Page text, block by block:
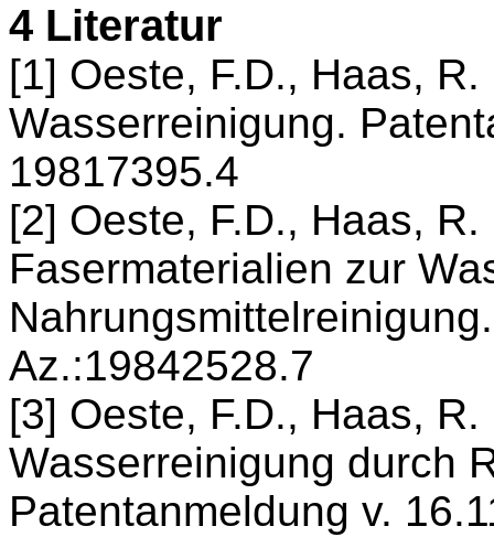
4 Literatur
[1] Oeste, F.D., Haas,
Wasserreinigung.
19817395.4
[2] Oeste, F.D., Haas,
Fasermaterialien zur
Az.:19842528.7
[3] Oeste, F.D., Haas,
Wasserreinigung durch
Patentanmeldung v.